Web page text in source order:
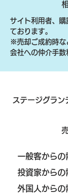
サイト利用者、購
ております。
​※売却ご成約時な
会社への仲介手数
ステージグラン
一般客から
投資家から
外国人から